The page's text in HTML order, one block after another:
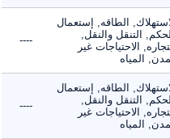
الطاقه, إستعمال
التنقل والنقل,
الاحتياجات غير
المياه
----
الطاقه, إستعمال
التنقل والنقل,
الاحتياجات غير
المياه
----